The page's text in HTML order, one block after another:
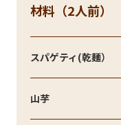
材料（2人前）
スパゲティ(乾麺）
山芋